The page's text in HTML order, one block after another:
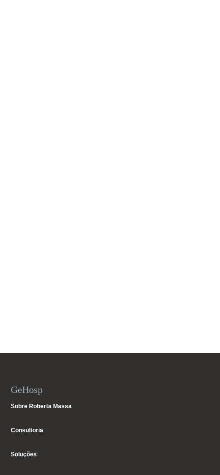
GeHosp
Sobre Roberta Massa
Consultoria
Soluções